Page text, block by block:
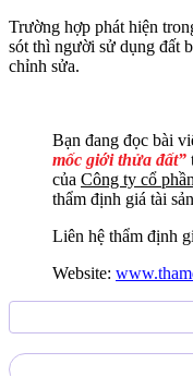
Trường hợp phát hiện
sót thì người sử dụng đất
chỉnh sửa.
Bạn đang đọc bài
mốc giới thửa đất”
của Công ty cổ
thẩm định giá tài
Liên hệ thẩm định
Website: